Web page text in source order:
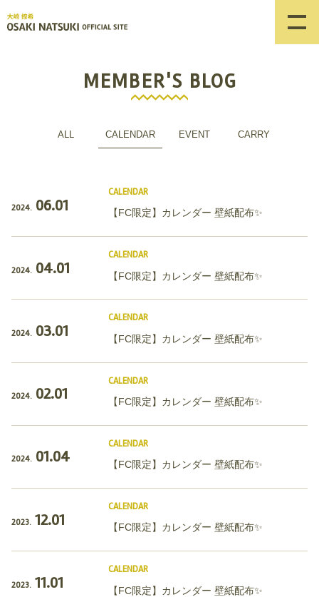
MEMBER'S BLOG
ALL CALENDAR EVENT CARRY
2024. 06.01
CALENDAR
【FC限定】カレンダー 壁紙配布✨
2024. 04.01
CALENDAR
【FC限定】カレンダー 壁紙配布✨
2024. 03.01
CALENDAR
【FC限定】カレンダー 壁紙配布✨
2024. 02.01
CALENDAR
【FC限定】カレンダー 壁紙配布✨
2024. 01.04
CALENDAR
【FC限定】カレンダー 壁紙配布✨
2023. 12.01
CALENDAR
【FC限定】カレンダー 壁紙配布✨
2023. 11.01
CALENDAR
【FC限定】カレンダー 壁紙配布✨